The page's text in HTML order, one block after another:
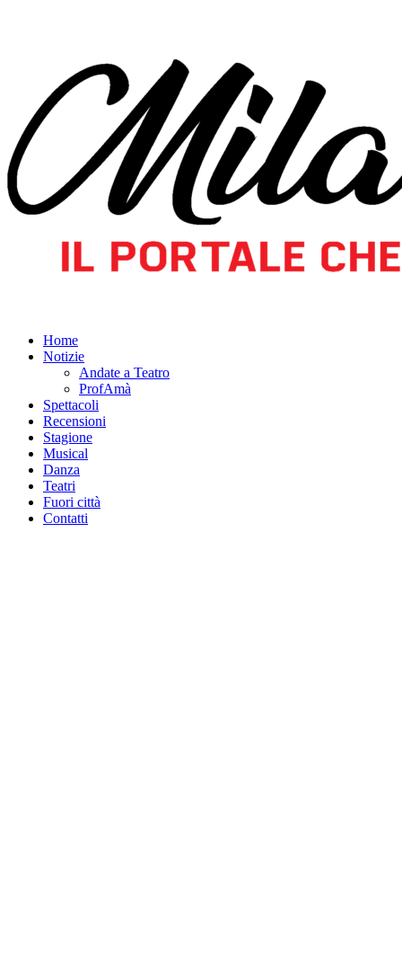
Home
Notizie
Andate a Teatro
ProfAmà
Spettacoli
Recensioni
Stagione
Musical
Danza
Teatri
Fuori città
Contatti